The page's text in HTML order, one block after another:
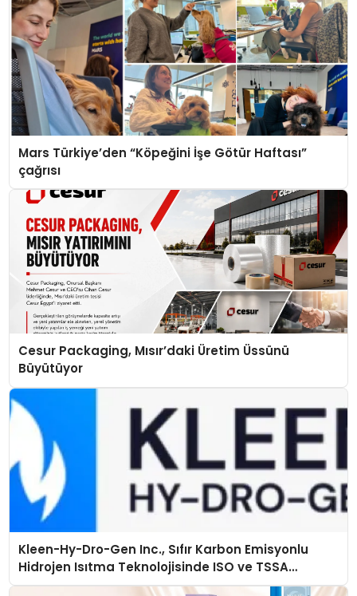
Mars Türkiye’den “Köpeğini İşe Götür Haftası”
çağrısı
Cesur Packaging, Mısır’daki Üretim Üssünü
Büyütüyor
Kleen-Hy-Dro-Gen Inc., Sıfır Karbon Emisyonlu
Hidrojen Isıtma Teknolojisinde ISO ve TSSA
Düzenleyici Onaylarını Aldı